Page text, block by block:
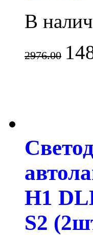
В
2976.00
H1
S2